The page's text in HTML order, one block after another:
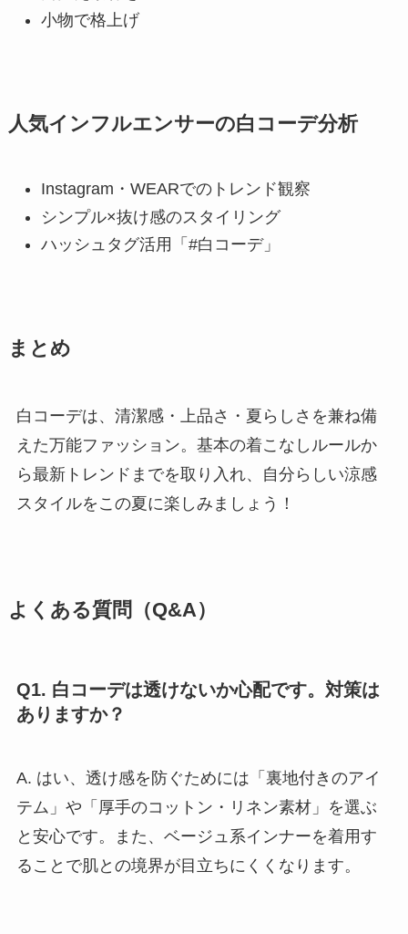
小物で格上げ
人気インフルエンサーの白コーデ分析
Instagram・WEARでのトレンド観察
シンプル×抜け感のスタイリング
ハッシュタグ活用「#白コーデ」
まとめ
白コーデは、清潔感・上品さ・夏らしさを兼ね備
えた万能ファッション。基本の着こなしルールか
ら最新トレンドまでを取り入れ、自分らしい涼感
スタイルをこの夏に楽しみましょう！
よくある質問（Q&A）
Q1. 白コーデは透けないか心配です。対策は
ありますか？
A. はい、透け感を防ぐためには「裏地付きのアイ
テム」や「厚手のコットン・リネン素材」を選ぶ
と安心です。また、ベージュ系インナーを着用す
ることで肌との境界が目立ちにくくなります。